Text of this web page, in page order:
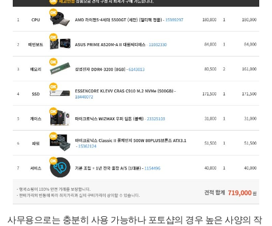
사무용으로는 충분히 사용 가능하나 포토샵의 경우 높은 사양의 작